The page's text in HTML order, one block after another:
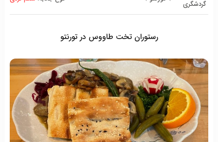
گردشگری
رستوران تخت طاووس در تورنتو